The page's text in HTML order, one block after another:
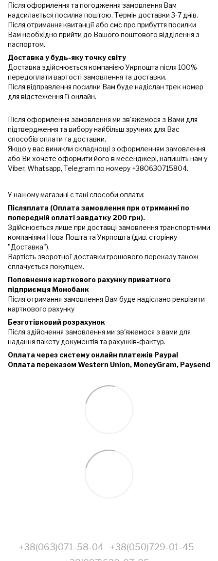
Після оформлення та погодження замовлення Вам
надсилається посилка поштою. Термін доставки 3-7 днів.
Після отримання квитанції або смс про прибуття посилки
Вам необхідно прийти до Вашого поштового відділення з
паспортом.
Доставка у будь-яку точку світу
Доставка здійснюється компанією Укрпошта після 100%
передоплати вартості замовлення та доставки.
Після відправлення посилки Вам буде надіслан трек номер
для відстеження її онлайн.
Після оформлення замовлення ми зв'яжемося з Вами для
підтвердження та вибору найбільш зручних для Вас
способів оплати та доставки.
Якщо у вас виникли складнощі з оформленням замовлення
або Ви хочете оформити його в месенджері, напишіть нам у
Viber, Whatsapp, Telegram по номеру +380630715804.
У нашому магазині є такі способи оплати:
Післяплата (Оплата замовлення при отриманні по
попередній оплаті завдатку 200 грн).
Здійснюється лише при доставці замовлення транспортними
компаніями Нова Пошта та Укрпошта (див. сторінку
"Доставка").
Вартість зворотної доставки грошового переказу також
сплачується покупцем.
Поповнення карткового рахунку приватного
підприємця Монобанк
Після отримання замовлення Вам буде надіслано реквізити
карткового рахунку
Безготівковий розрахунок
Після здійснення замовлення ми зв'яжемося з вами для
надання пакету документів та рахунків-фактур.
Оплата через систему онлайн платежів Paypal
Оплата переказом Western Union, MoneyGram, Paysend
+38(063)071-58-04
+38(050)729-01-45